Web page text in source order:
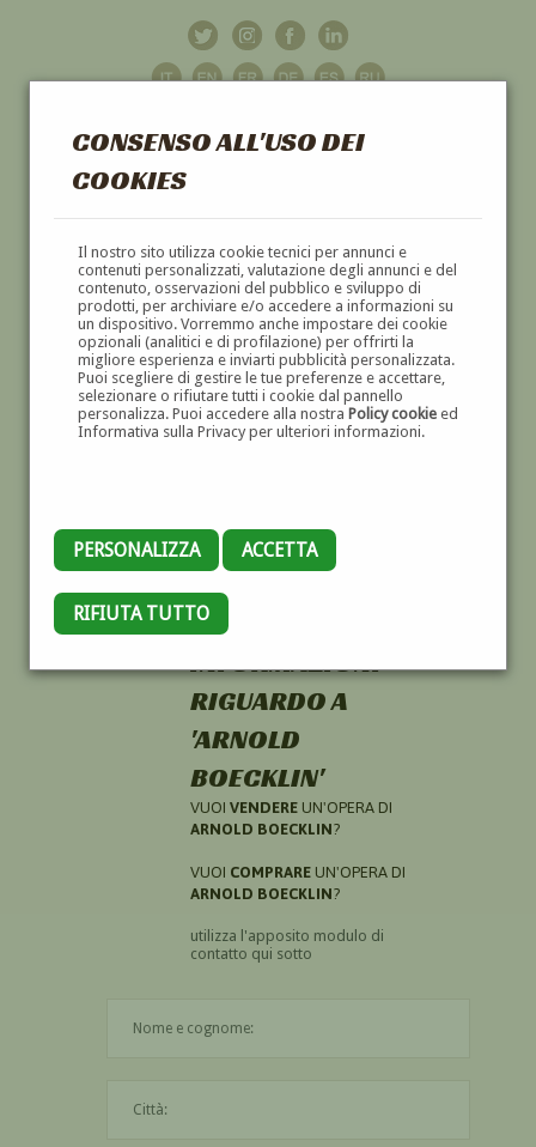
CONSENSO ALL'USO DEI
COOKIES
Il nostro sito utilizza cookie tecnici per annunci e
contenuti personalizzati, valutazione degli annunci e del
contenuto, osservazioni del pubblico e sviluppo di
prodotti, per archiviare e/o accedere a informazioni su
un dispositivo. Vorremmo anche impostare dei cookie
opzionali (analitici e di profilazione) per offrirti la
migliore esperienza e inviarti pubblicità personalizzata.
Puoi scegliere di gestire le tue preferenze e accettare,
selezionare o rifiutare tutti i cookie dal pannello
personalizza. Puoi accedere alla nostra Policy cookieed
Informativa sulla Privacy per ulteriori informazioni.
PERSONALIZZA ACCETTA
RIFIUTA TUTTO
GALLERIAD'ARTE
DIPINTI E SCULTURE '800 E '900
HAI CERCATO
INFORMAZIONI
RIGUARDO A
'ARNOLD
BOECKLIN'
VUOI VENDERE UN'OPERA DI
ARNOLD BOECKLIN?
VUOI COMPRARE UN'OPERA DI
ARNOLD BOECKLIN?
utilizza l'apposito modulo di
contatto qui sotto